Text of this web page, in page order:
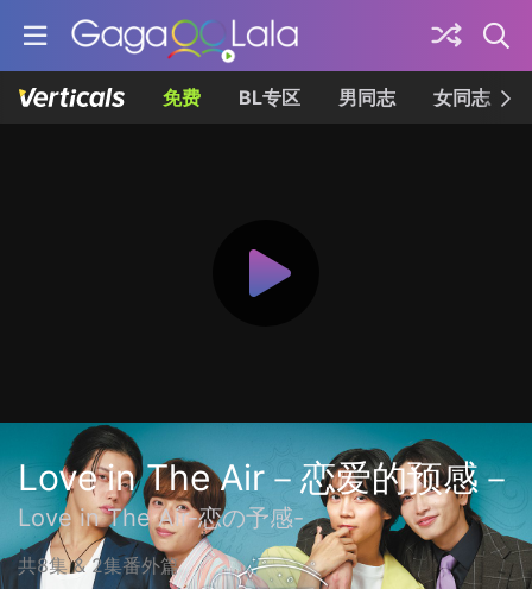
免费 BL专区 男同志 女同志
Love in The Air－恋爱的预感－
Love in The Air-恋の予感-
共8集 & 2集番外篇